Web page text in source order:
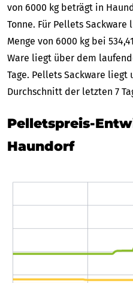
von 6000 kg beträgt in
Tonne. Für Pellets
Menge von 6000 kg bei
Ware liegt über dem
Tage. Pellets Sackware
Durchschnitt der letzten 7
Pelletspreis-
Haundorf